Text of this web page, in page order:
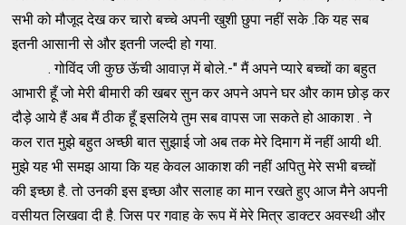
सभी को मौजूद देख कर चारो बच्चे अपनी खुशी छुपा नहीं सके .कि यह सब
इतनी आसानी से और इतनी जल्दी हो गया.
. गोविंद जी कुछ ऊॅची आवाज़ में बोले.-" मैं अपने प्यारे बच्चों का बहुत
आभारी हूँ जो मेरी बीमारी की खबर सुन कर अपने अपने घर और काम छोड़ कर
दौड़े आये हैं अब मैं ठीक हूँ इसलिये तुम सब वापस जा सकते हो आकाश . ने
कल रात मुझे बहुत अच्छी बात सुझाई जो अब तक मेरे दिमाग में नहीं आयी थी.
मुझे यह भी समझ आया कि यह केवल आकाश की नहीं अपितु मेरे सभी बच्चों
की इच्छा है. तो उनकी इस इच्छा और सलाह का मान रखते हुए आज मैने अपनी
वसीयत लिखवा दी है. जिस पर गवाह के रूप में मेरे मित्र डाक्टर अवस्थी और